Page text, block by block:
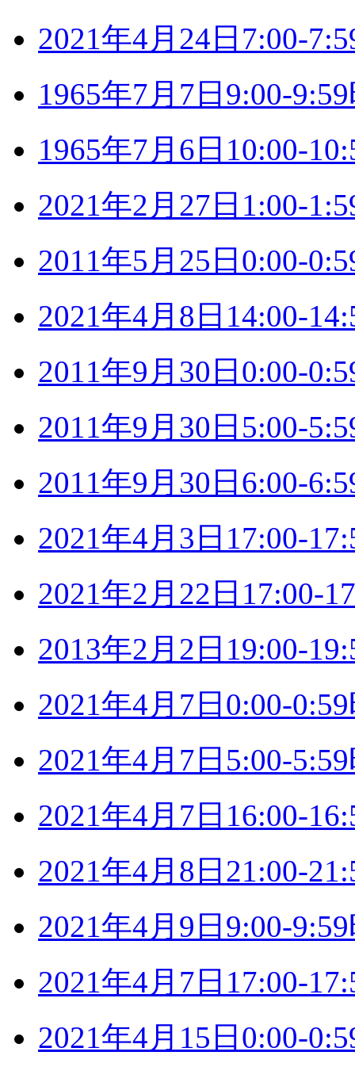
2021年4月24日7:00-
1965年7月7日9:00-
1965年7月6日10:00-
2021年2月27日1:00-
2011年5月25日0:00-
2021年4月8日14:00-
2011年9月30日0:00-
2011年9月30日5:00-
2011年9月30日6:00-
2021年4月3日17:00-
2021年2月22日17:00-
2013年2月2日19:00-
2021年4月7日0:00-
2021年4月7日5:00-
2021年4月7日16:00-
2021年4月8日21:00-
2021年4月9日9:00-
2021年4月7日17:00-
2021年4月15日0:00-